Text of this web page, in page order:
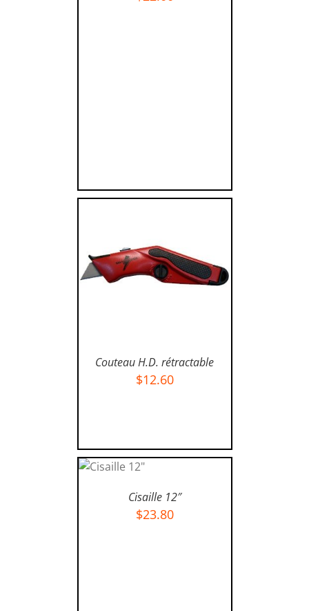
Couteau H.D. rétractable
$12.60
AJOUTER
AU
Cisaille 12″
$23.80